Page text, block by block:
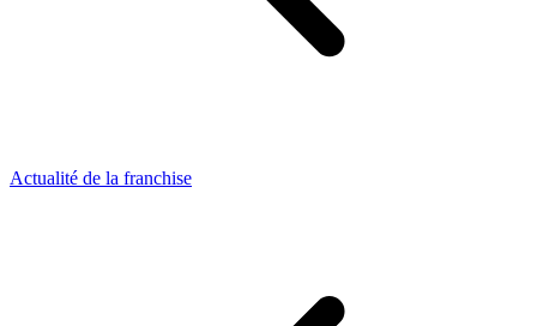
Actualité de la franchise